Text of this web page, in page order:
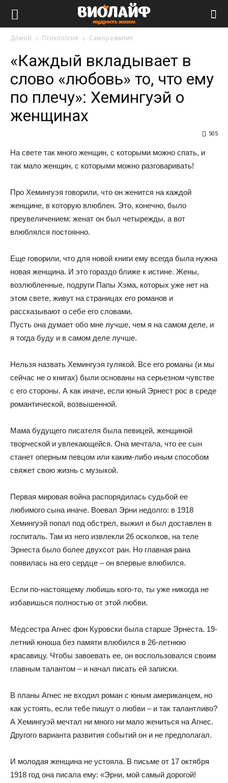
Домой Психология Саморазвитие
«Каждый вкладывает в
слово «любовь» то, что ему
по плечу»: Хемингуэй о
женщинах
505
На свете так много женщин, с которыми можно спать, и
так мало женщин, с которыми можно разговаривать!
Про Хемингуэя говорили, что он женится на каждой
женщине, в которую влюблен. Это, конечно, было
преувеличением: женат он был четырежды, а вот
влюблялся постоянно.
Еще говорили, что для новой книги ему всегда была нужна
новая женщина. И это гораздо ближе к истине. Жены,
возлюбленные, подруги Папы Хэма, которых уже нет на
этом свете, живут на страницах его романов и
рассказывают о себе его словами.
Пусть она думает обо мне лучше, чем я на самом деле, и
я тогда буду и в самом деле лучше.
Нельзя назвать Хемингуэя гулякой. Все его романы (и мы
сейчас не о книгах) были основаны на серьезном чувстве
с его стороны. А как иначе, если юный Эрнест рос в среде
романтической, возвышенной.
Мама будущего писателя была певицей, женщиной
творческой и увлекающейся. Она мечтала, что ее сын
станет оперным певцом или каким-либо иным способом
свяжет свою жизнь с музыкой.
Первая мировая война распорядилась судьбой ее
любимого сына иначе. Воевал Эрни недолго: в 1918
Хемингуэй попал под обстрел, выжил и был доставлен в
госпиталь. Там из него извлекли 26 осколков, на теле
Эрнеста было более двухсот ран. Но главная рана
появилась на его сердце – он впервые влюбился.
Если по-настоящему любишь кого-то, ты уже никогда не
избавишься полностью от этой любви.
Медсестра Агнес фон Куровски была старше Эрнеста. 19-
летний юноша без памяти влюбился в 26-летнюю
красавицу. Чтобы завоевать ее, он воспользовался своим
главным талантом – и начал писать ей записки.
В планы Агнес не входил роман с юным американцем, но
как устоять, если тебе пишут о любви – и так талантливо?
А Хемингуэй мечтал ни много ни мало жениться на Агнес.
Другого варианта развития событий он и не предполагал.
И молодая женщина не устояла. В письме от 17 октября
1918 год она писала ему: «Эрни, мой самый дорогой!